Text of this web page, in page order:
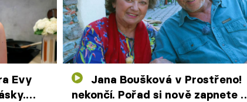
nekončí. Pořad si nově zapnete o